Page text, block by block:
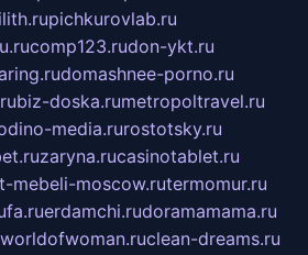
pichkurovlab.ru
comp123.rudon-ykt.ru
domashnee-porno.ru
biz-doska.rumetropoltravel.ru
media.rurostotsky.ru
zaryna.rucasinotablet.ru
mebeli-moscow.rutermomur.ru
erdamchi.rudoramamama.ru
worldofwoman.ruclean-dreams.ru